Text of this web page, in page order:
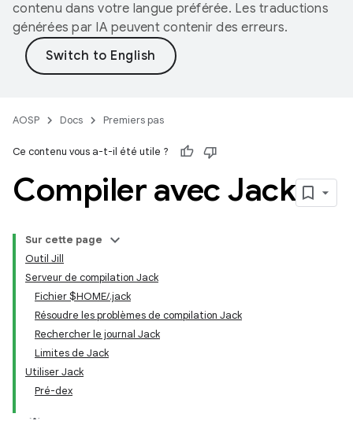
contenu dans votre langue préférée. Les traductions
générées par IA peuvent contenir des erreurs.
AOSP Docs Premiers pas
Ce contenu vous a-t-il été utile ?
Compiler avec Jack
Sur cette page
Outil Jill
Serveur de compilation Jack
Fichier $HOME/.jack
Résoudre les problèmes de compilation Jack
Rechercher le journal Jack
Limites de Jack
Utiliser Jack
Pré-dex